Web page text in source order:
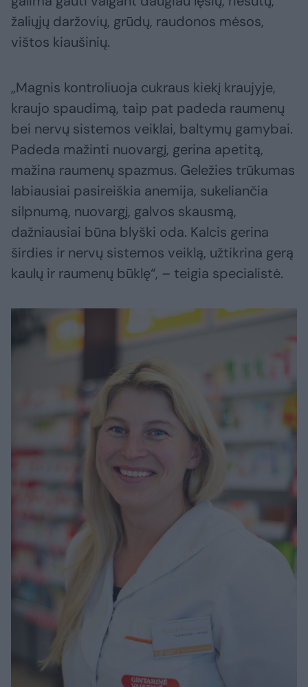
žaliųjų daržovių, grūdų, raudonos mėsos,
vištos kiaušinių.
„Magnis kontroliuoja cukraus kiekį kraujyje,
kraujo spaudimą, taip pat padeda raumenų
bei nervų sistemos veiklai, baltymų gamybai.
Padeda mažinti nuovargį, gerina apetitą,
mažina raumenų spazmus. Geležies trūkumas
labiausiai pasireiškia anemija, sukeliančia
silpnumą, nuovargį, galvos skausmą,
dažniausiai būna blyški oda. Kalcis gerina
širdies ir nervų sistemos veiklą, užtikrina gerą
kaulų ir raumenų būklę“, – teigia specialistė.